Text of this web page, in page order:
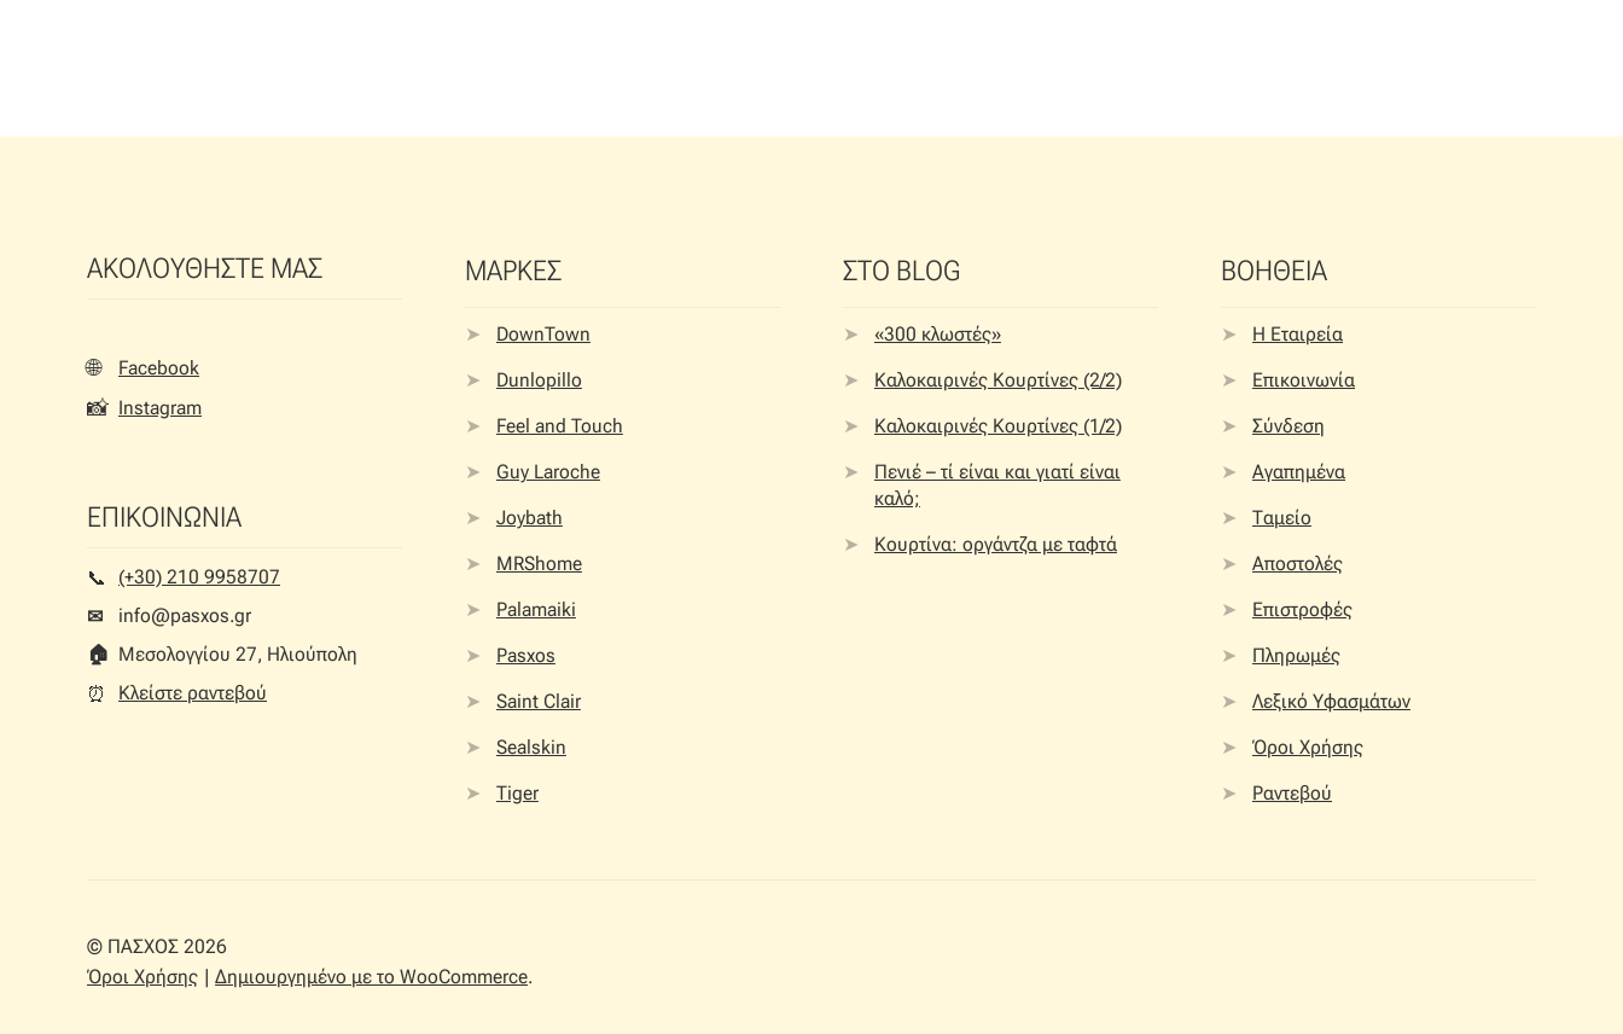
ΑΚΟΛΟΥΘΗΣΤΕ ΜΑΣ
🌐 Facebook
📸 Instagram
ΕΠΙΚΟΙΝΩΝΙΑ
📞︎
(+30) 210 9958707
✉
info@pasxos.gr
🏠︎ Μεσολογγίου 27, Ηλιούπολη
⏰︎
Κλείστε ραντεβού
ΜΑΡΚΕΣ
DownTown
Dunlopillo
Feel and Touch
Guy Laroche
Joybath
MRShome
Palamaiki
Pasxos
Saint Clair
Sealskin
Tiger
ΣΤΟ BLOG
«300 κλωστές»
Καλοκαιρινές Κουρτίνες (2/2)
Καλοκαιρινές Κουρτίνες (1/2)
Πενιέ – τί είναι και γιατί είναι
καλό;
Κουρτίνα: οργάντζα με ταφτά
ΒΟΗΘΕΙΑ
Η Εταιρεία
Επικοινωνία
Σύνδεση
Αγαπημένα
Ταμείο
Αποστολές
Επιστροφές
Πληρωμές
Λεξικό Υφασμάτων
Όροι Χρήσης
Ραντεβού
© ΠΑΣΧΟΣ 2026
Όροι Χρήσης
Δημιουργημένο με το WooCommerce.